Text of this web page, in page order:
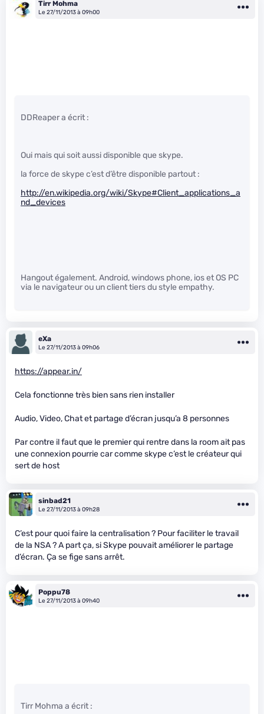
Tirr Mohma
Le 27/11/2013 à 09h00
DDReaper a écrit :
Oui mais qui soit aussi disponible que skype.
la force de skype c’est d’être disponible partout :
http://en.wikipedia.org/wiki/Skype#Client_applications_a
nd_devices
Hangout également. Android, windows phone, ios et OS PC
via le navigateur ou un client tiers du style empathy.
eXa
Le 27/11/2013 à 09h06
https://appear.in/
Cela fonctionne très bien sans rien installer
Audio, Video, Chat et partage d’écran jusqu’a 8 personnes
Par contre il faut que le premier qui rentre dans la room ait pas
une connexion pourrie car comme skype c’est le créateur qui
sert de host
sinbad21
Le 27/11/2013 à 09h28
C’est pour quoi faire la centralisation ? Pour faciliter le travail
de la NSA ? A part ça, si Skype pouvait améliorer le partage
d’écran. Ça se fige sans arrêt.
Poppu78
Le 27/11/2013 à 09h40
Tirr Mohma a écrit :